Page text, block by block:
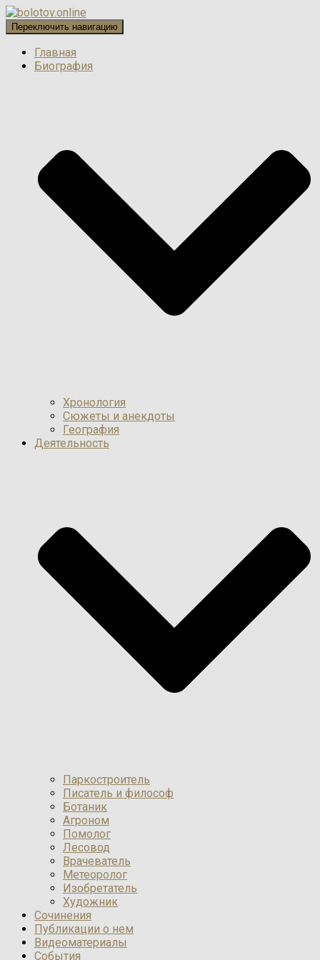
Переключить навигацию
Главная
Биография
Хронология
Сюжеты и анекдоты
География
Деятельность
Паркостроитель
Писатель и философ
Ботаник
Агроном
Помолог
Лесовод
Врачеватель
Метеоролог
Изобретатель
Художник
Сочинения
Публикации о нем
Видеоматериалы
События